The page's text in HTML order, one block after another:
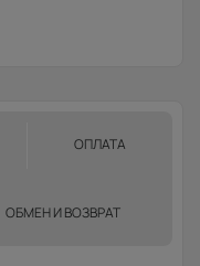
ОПЛАТА
ОБМЕН И ВОЗВРАТ